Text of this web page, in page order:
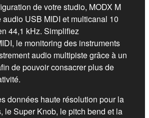
de votre studio, MODX M
USB MIDI et multicanal 10
44,1 kHz. Simplifiez
le monitoring des instruments
audio multipiste grâce à un
de pouvoir consacrer plus de
données haute résolution pour la
le Super Knob, le pitch bend et la